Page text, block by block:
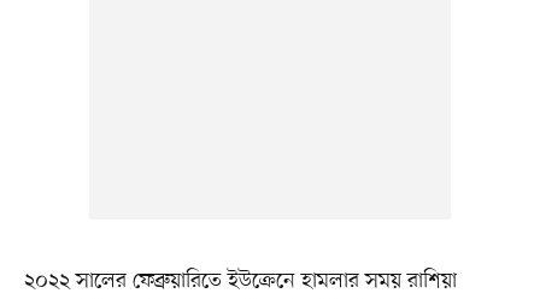
২০২২ সালের ফেব্রুয়ারিতে ইউক্রেনে হামলার সময় রাশিয়া